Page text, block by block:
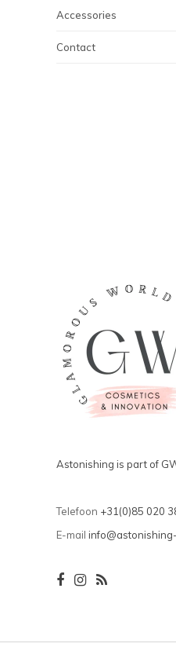
Accessories
Contact
Astonishing is part of
Telefoon +31(0)85 020
E-mail